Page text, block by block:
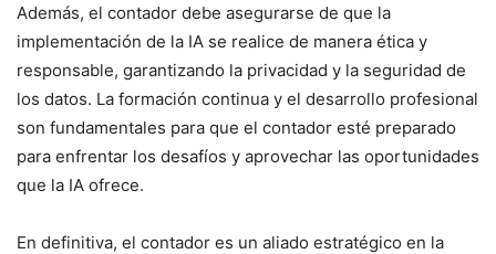
Además, el contador debe asegurarse de que la
implementación de la IA se realice de manera ética y
responsable, garantizando la privacidad y la seguridad de
los datos. La formación continua y el desarrollo profesional
son fundamentales para que el contador esté preparado
para enfrentar los desafíos y aprovechar las oportunidades
que la IA ofrece.
En definitiva, el contador es un aliado estratégico en la